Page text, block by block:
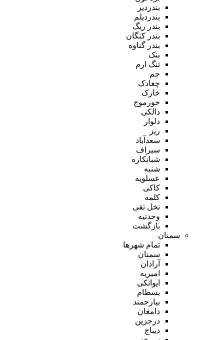
بندردیر
بندردیلم
بندر ریگ
بندر کنگان
بندر گناوه
بنک
تنگ ارم
جم
چغادک
خارک
خورموج
دالکی
دلوار
ریز
سعدآباد
سیراف
شبانکاره
شنبه
عسلویه
کاکی
کلمه
نخل تقی
وحدتیه
بازگشت
سمنان
تمام شهر‌ها
سمنان
آرادان
امیریه
ایوانکی
بسطام
بیارجمند
دامغان
درجزین
دیباج